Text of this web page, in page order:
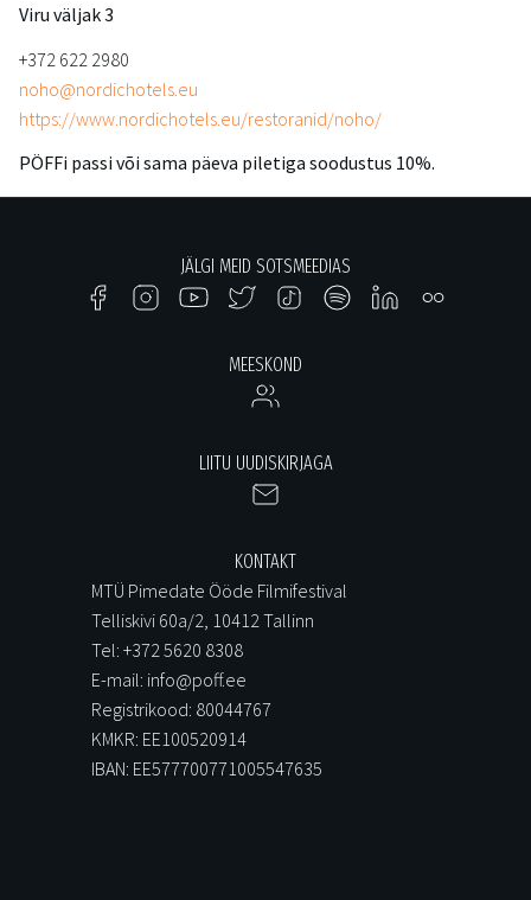
Viru väljak 3
+372 622 2980
noho@nordichotels.eu
https://www.nordichotels.eu/restoranid/noho/
PÖFFi passi või sama päeva piletiga soodustus 10%.
JÄLGI MEID SOTSMEEDIAS
MEESKOND
LIITU UUDISKIRJAGA
KONTAKT
MTÜ Pimedate Ööde Filmifestival
Telliskivi 60a/2, 10412 Tallinn
Tel: +372 5620 8308
E-mail: info@poff.ee
Registrikood: 80044767
KMKR: EE100520914
IBAN: EE577700771005547635